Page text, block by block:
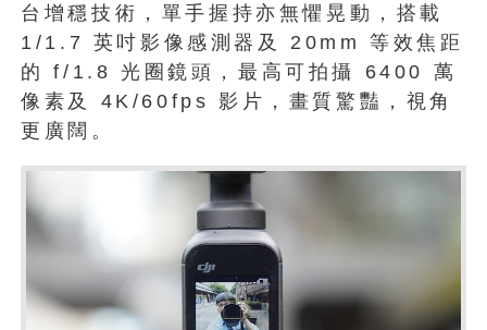
台增穩技術，單手握持亦無懼晃動，搭載
1/1.7 英吋影像感測器及 20mm 等效焦距
的 f/1.8 光圈鏡頭，最高可拍攝 6400 萬
像素及 4K/60fps 影片，畫質驚豔，視角
更廣闊。